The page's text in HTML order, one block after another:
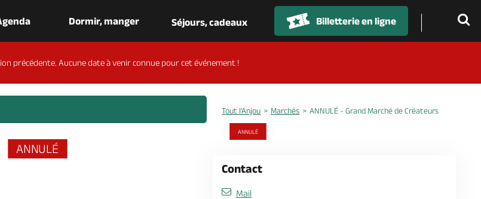
Dormir, manger Séjours, cadeaux Billetterie en ligne
précédente. Aucune date à venir connue pour cet événement !
ANNULÉ
Tout l'Anjou Marchés ANNULÉ - Grand Marché de Créateurs
ANNULÉ
Contact
Mail